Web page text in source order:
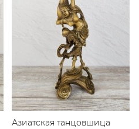
Азиатская танцовшица